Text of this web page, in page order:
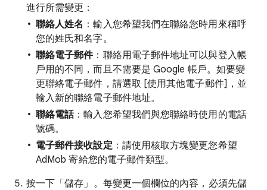
進行所需變更：
聯絡人姓名 ：輸入您希望我們在聯絡您時用來稱呼
您的姓氏和名字。
聯絡電子郵件：聯絡用電子郵件地址可以與登入帳
戶用的不同，而且不需要是 Google 帳戶。如要變
更聯絡電子郵件，請選取 [使用其他電子郵件] ，並
輸入新的聯絡電子郵件地址。
聯絡電話：輸入您希望我們與您聯絡時使用的電話
號碼。
電子郵件接收設定：請使用核取方塊變更您希望
AdMob 寄給您的電子郵件類型。
按一下「儲存」 。每變更一個欄位的內容，必須先儲